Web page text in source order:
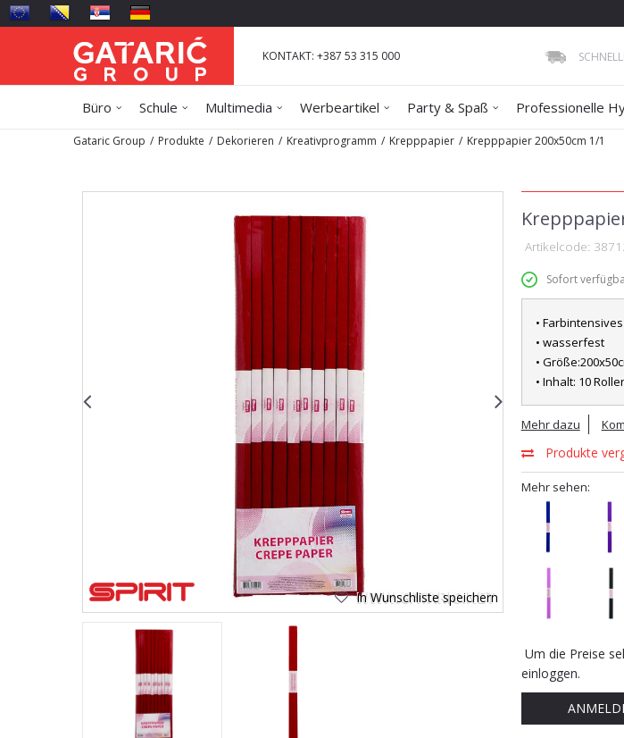
KONTAKT: +387 53 315 000
Büro Schule Multimedia Werbeartikel Party & Spaß Professionelle
Gataric Group Produkte Dekorieren Kreativprogramm Krepppapier Krepppapier 200x50cm 1/1
In Wunschliste speichern
Artikelcode:
Sofort
•
• wasserfest
•
• Inhalt: 10
Mehr dazu
Produkte
Mehr sehen:
Um die Preise
einloggen.